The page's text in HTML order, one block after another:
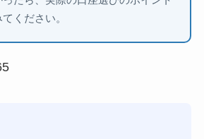
ください。